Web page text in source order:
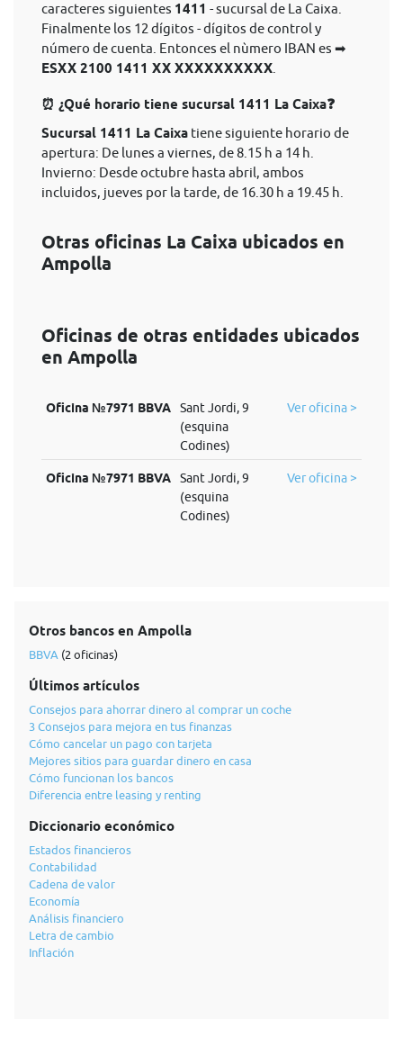
caracteres siguientes 1411 - sucursal de La Caixa.
Finalmente los 12 dígitos - dígitos de control y
número de cuenta. Entonces el nùmero IBAN es ➡
ESXX 2100 1411 XX XXXXXXXXXX
⏰ ¿Qué horario tiene sucursal 1411 La Caixa❓
Sucursal 1411 La Caixa tiene siguiente horario de
apertura: De lunes a viernes, de 8.15 h a 14 h.
Invierno: Desde octubre hasta abril, ambos
incluidos, jueves por la tarde, de 16.30 h a 19.45 h.
Otras oficinas La Caixa ubicados en
Ampolla
Oficinas de otras entidades ubicados
en Ampolla
Oficina №7971 BBVA
Sant Jordi, 9
(esquina
Codines)
Ver oficina >
Oficina №7971 BBVA
Sant Jordi, 9
(esquina
Codines)
Ver oficina >
Otros bancos en Ampolla
BBVA (2 oficinas)
Últimos artículos
Consejos para ahorrar dinero al comprar un coche
3 Consejos para mejora en tus finanzas
Cómo cancelar un pago con tarjeta
Mejores sitios para guardar dinero en casa
Cómo funcionan los bancos
Diferencia entre leasing y renting
Diccionario económico
Estados financieros
Contabilidad
Cadena de valor
Economía
Análisis financiero
Letra de cambio
Inflación